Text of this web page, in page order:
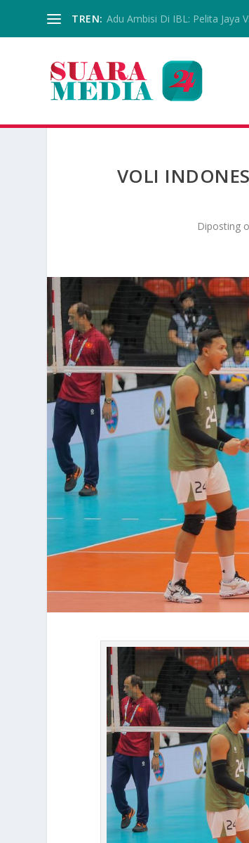
TREN: Adu Ambisi Di IBL: Pelita Jaya
VOLI
Diposting